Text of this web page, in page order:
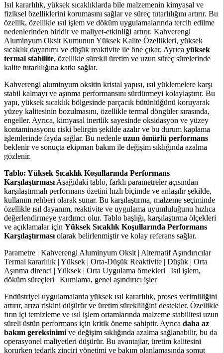
Isıl kararlılık, yüksek sıcaklıklarda bile malzemenin kimyasal ve
fiziksel özelliklerini korumasını sağlar ve süreç tutarlılığını artırır. Bu
özellik, özellikle ısıl işlem ve döküm uygulamalarında tercih edilme
nedenlerinden biridir ve maliyet-etkinliği artırır. Kahverengi
Aluminyum Oksit Kumunun Yüksek Kalite Özellikleri, yüksek
sıcaklık dayanımı ve düşük reaktivite ile öne çıkar. Ayrıca yüksek
termal stabilite, özellikle sürekli üretim ve uzun süreç sürelerinde
kalite tutarlılığına katkı sağlar.
Kahverengi aluminyum oksitin kristal yapısı, ısıl yüklemelere karşı
stabil kalmayı ve aşınma performansını sürdürmeyi kolaylaştırır. Bu
yapı, yüksek sıcaklık bölgesinde parçacık bütünlüğünü koruyarak
yüzey kalitesinin bozulmasını, özellikle termal döngüler sırasında,
engeller. Ayrıca, kimyasal inertlik sayesinde oksidasyon ve yüzey
kontaminasyonu riski belirgin şekilde azalır ve bu durum kaplama
işlemlerinde fayda sağlar. Bu nedenle uzun ömürlü performans
beklenir ve sonuçta ekipman bakım ile değişim sıklığında azalma
gözlenir.
Tablo: Yüksek Sıcaklık Koşullarında Performans
Karşılaştırması Aşağıdaki tablo, farklı parametreler açısından
karşılaştırmalı performans özetini hızlı biçimde ve anlaşılır şekilde,
kullanım rehberi olarak sunar. Bu karşılaştırma, malzeme seçiminde
özellikle ısıl dayanım, reaktivite ve uygulama uyumluluğunu hızlıca
değerlendirmeye yardımcı olur. Tablo başlığı, karşılaştırma ölçekleri
ve açıklamalar için Yüksek Sıcaklık Koşullarında Performans
Karşılaştırması olarak belirlenmiştir ve kolay referans sağlar.
Parametre | Kahverengi Aluminyum Oksit | Alternatif Aşındırıcılar
Termal kararlılık | Yüksek | Orta-Düşük Reaktivite | Düşük | Orta
Aşınma direnci | Yüksek | Orta Uygulama örnekleri | Isıl işlem,
döküm süreçleri | Kumlama, genel aşındırıcı işler
Endüstriyel uygulamalarda yüksek ısıl kararlılık, proses verimliliğini
artırır, arıza riskini düşürür ve üretim sürekliliğini destekler. Özellikle
fırın içi temizleme ve ısıl işlem ortamlarında malzeme stabilitesi uzun
süreli üstün performans için kritik öneme sahiptir. Ayrıca daha az
bakım gereksinimi ve değişim sıklığında azalma sağlanabilir, bu da
operasyonel maliyetleri düşürür. Bu avantajlar, üretim kalitesini
korurken tedarik zinciri yönetimi ve bakım planlamasında somut